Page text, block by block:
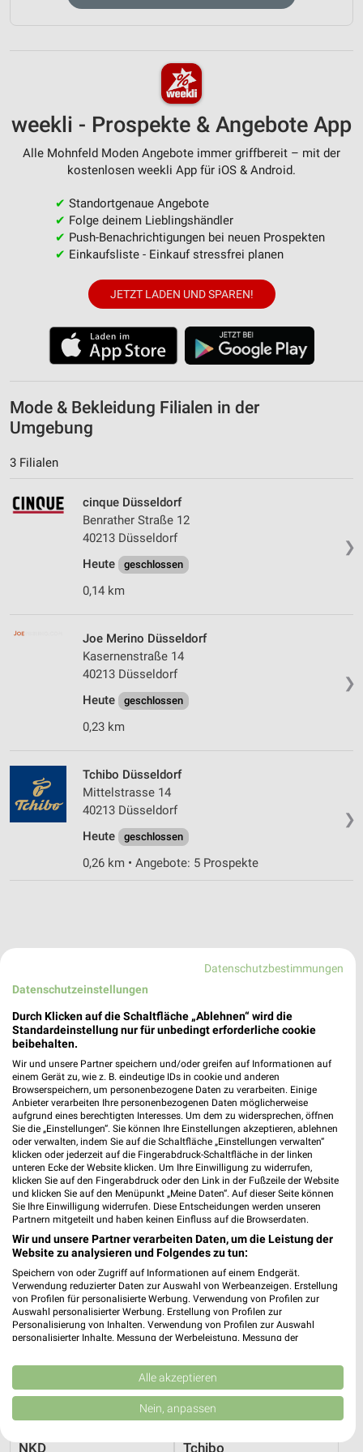
weekli - Prospekte & Angebote App
Alle Mohnfeld Moden Angebote immer griffbereit – mit der
kostenlosen weekli App für iOS & Android.
✔ Standortgenaue Angebote
✔ Folge deinem Lieblingshändler
✔ Push-Benachrichtigungen bei neuen Prospekten
✔ Einkaufsliste - Einkauf stressfrei planen
JETZT LADEN UND SPAREN!
Mode & Bekleidung Filialen in der
Umgebung
3 Filialen
❯
cinque Düsseldorf
Benrather Straße 12
40213 Düsseldorf
Heute
geschlossen
0,14 km
❯
Joe Merino Düsseldorf
Kasernenstraße 14
40213 Düsseldorf
Heute
geschlossen
0,23 km
❯
Tchibo Düsseldorf
Mittelstrasse 14
40213 Düsseldorf
Heute
geschlossen
0,26 km • Angebote: 5 Prospekte
Adresse, Öffnungszeiten und Route für die
Mohnfeld Moden Filiale in Düsseldorf
Egal ob Adresse, Öffnungszeiten oder Route, hier findest Du
alles zur Mohnfeld Moden Filiale in Düsseldorf. Die aktuellsten
Angebote kannst Du Dir in den neuesten Prospekten
anschauen. Wenn Du ein schönes Schnäppchen gefunden hast,
kannst Du über die Routen-Funktion den schnellsten Weg zu
Deiner Lieblings-Filiale von Mohnfeld Moden finden.
Mode & Bekleidung Angebote für Düsseldorf
und Umgebung
NKD Tchibo
Datenschutzbestimmungen
Datenschutzeinstellungen
Durch Klicken auf die Schaltfläche „Ablehnen“ wird die
Standardeinstellung nur für unbedingt erforderliche cookie
beibehalten.
Wir und unsere Partner speichern und/oder greifen auf Informationen auf
einem Gerät zu, wie z. B. eindeutige IDs in cookie und anderen
Browserspeichern, um personenbezogene Daten zu verarbeiten. Einige
Anbieter verarbeiten Ihre personenbezogenen Daten möglicherweise
aufgrund eines berechtigten Interesses. Um dem zu widersprechen, öffnen
Sie die „Einstellungen“. Sie können Ihre Einstellungen akzeptieren, ablehnen
oder verwalten, indem Sie auf die Schaltfläche „Einstellungen verwalten“
klicken oder jederzeit auf die Fingerabdruck-Schaltfläche in der linken
unteren Ecke der Website klicken. Um Ihre Einwilligung zu widerrufen,
klicken Sie auf den Fingerabdruck oder den Link in der Fußzeile der Website
und klicken Sie auf den Menüpunkt „Meine Daten“. Auf dieser Seite können
Sie Ihre Einwilligung widerrufen. Diese Entscheidungen werden unseren
Partnern mitgeteilt und haben keinen Einfluss auf die Browserdaten.
Wir und unsere Partner verarbeiten Daten, um die Leistung der
Website zu analysieren und Folgendes zu tun:
Speichern von oder Zugriff auf Informationen auf einem Endgerät.
Verwendung reduzierter Daten zur Auswahl von Werbeanzeigen. Erstellung
von Profilen für personalisierte Werbung. Verwendung von Profilen zur
Auswahl personalisierter Werbung. Erstellung von Profilen zur
Personalisierung von Inhalten. Verwendung von Profilen zur Auswahl
personalisierter Inhalte. Messung der Werbeleistung. Messung der
Kombinationen von Daten aus verschiedenen Quellen. Entwicklung und
Verbesserung der Angebote. Verwendung reduzierter Daten zur Auswahl
von Inhalten.
Daten können außerhalb der Europäischen Union weitergegeben und in die
USA gesendet werden.
Website/App.
Alle akzeptieren
Nein, anpassen